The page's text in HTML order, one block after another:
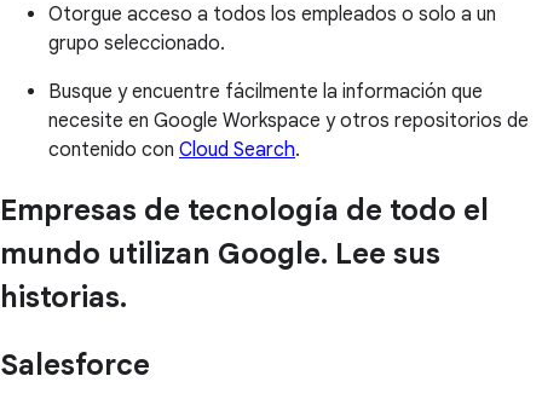
Otorgue acceso a todos los empleados o solo a un
grupo seleccionado.
Busque y encuentre fácilmente la información que
necesite en Google Workspace y otros repositorios de
contenido con Cloud Search.
Empresas de tecnología de todo el
mundo utilizan Google. Lee sus
historias.
Salesforce